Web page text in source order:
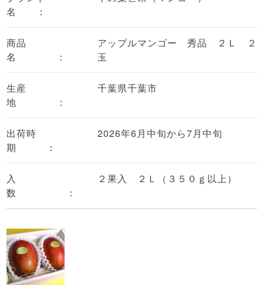
名 ：
商品
名 ：
アップルマンゴー 秀品 ２Ｌ ２
玉
生産
地 ：
千葉県千葉市
出荷時
期 ：
2026年6月中旬から7月中旬
入
数 ：
２果入 ２Ｌ（３５０ｇ以上）